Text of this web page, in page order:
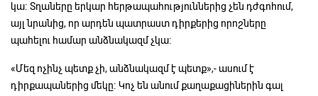
կա։ Տղաները երկար հերթապահություններից չեն դժգոհում,
այլ նրանից, որ արդեն պատրաստ դիրքերից որոշները
պահելու համար անձնակազմ չկա։
«Մեզ ոչինչ պետք չի, անձնակազմ է պետք»,- ասում է
դիրքապաներից մեկը։ Կոչ են անում քաղաքացիներին գալ